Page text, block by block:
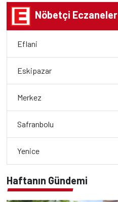
Nöbetçi Eczaneler
Eflani
Eskipazar
Merkez
Safranbolu
Yenice
Haftanın Gündemi